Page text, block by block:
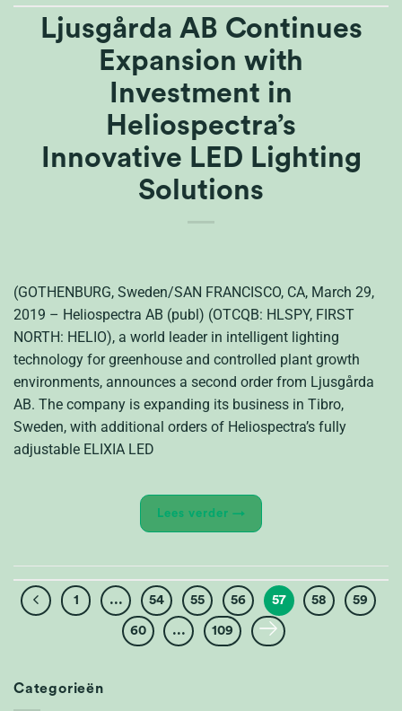
Ljusgårda AB Continues
Expansion with
Investment in
Heliospectra’s
Innovative LED Lighting
Solutions
(GOTHENBURG, Sweden/SAN FRANCISCO, CA, March 29,
2019 – Heliospectra AB (publ) (OTCQB: HLSPY, FIRST
NORTH: HELIO), a world leader in intelligent lighting
technology for greenhouse and controlled plant growth
environments, announces a second order from Ljusgårda
AB. The company is expanding its business in Tibro,
Sweden, with additional orders of Heliospectra’s fully
adjustable ELIXIA LED
Lees verder →
1 ... 54 55 56 57 58 59
60 ... 109
Categorieën